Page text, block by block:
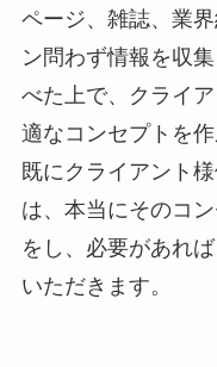
ページ、雑誌、業
ン問わず情報を収
べた上で、クライ
適なコンセプトを作
既にクライアント
は、本当にそのコ
をし、必要があれ
いただきます。